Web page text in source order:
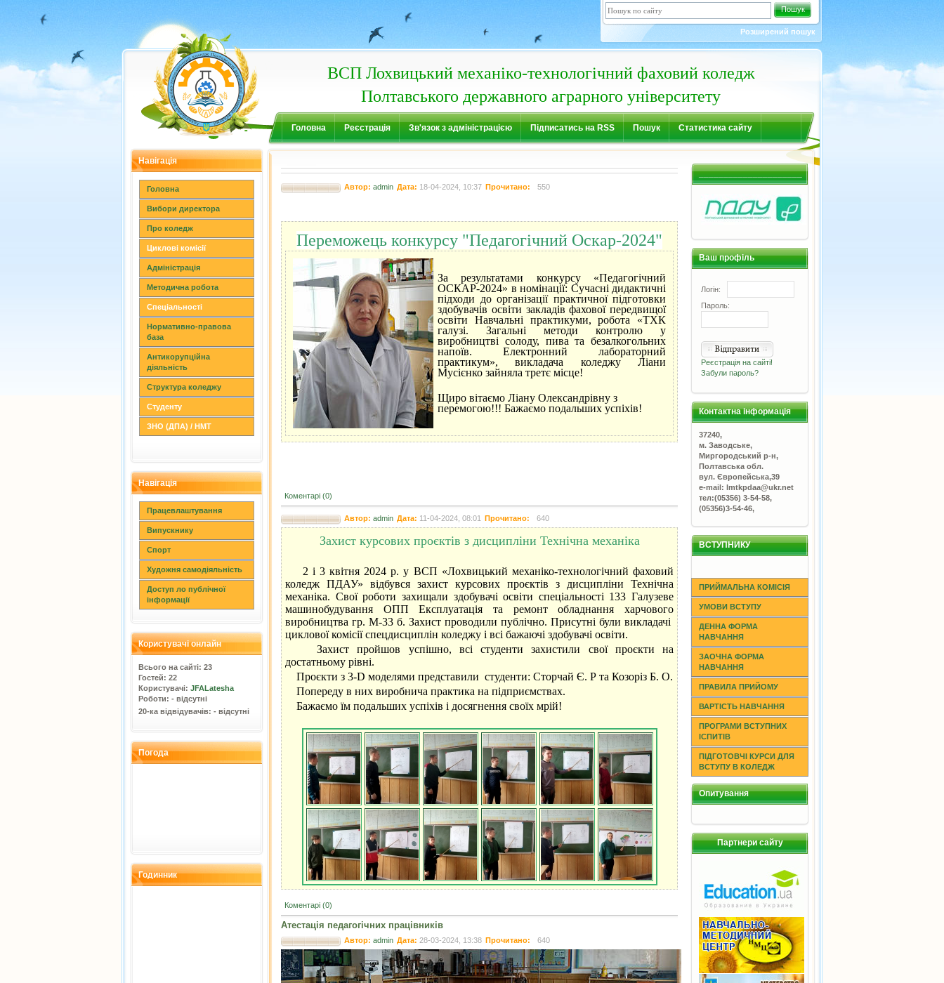
Пошук
Розширений пошук
ВСП Лохвицький механіко-технологічний фаховий коледж
Полтавського державного аграрного університету
Головна Реєстрація Зв'язок з адміністрацією Підписатись на RSS Пошук Статистика сайту
Навігація
Головна
Вибори директора
Про коледж
Циклові комісії
Адміністрація
Методична робота
Спеціальності
Нормативно-правова
база
Антикорупційна
діяльність
Структура коледжу
Студенту
ЗНО (ДПА) / НМТ
Навігація
Працевлаштування
Випускнику
Спорт
Художня самодіяльність
Доступ ло публічної
інформації
Користувачі онлайн
Всього на сайті: 23
Гостей: 22
Користувачі: JFALatesha
Роботи: - відсутні
20-ка відвідувачів: - відсутні
Погода
Годинник
Автор: admin Дата: 18-04-2024, 10:37 Прочитано: 550
Переможець конкурсу "Педагогічний Оскар-2024"
За результатами конкурсу «Педагогічний
ОСКАР-2024» в номінації: Сучасні дидактичні
підходи до організації практичної підготовки
здобувачів освіти закладів фахової передвищої
освіти Навчальні практикуми, робота «ТХК
галузі. Загальні методи контролю у
виробництві солоду, пива та безалкогольних
напоїв. Електронний лабораторний
практикум», викладача коледжу Ліани
Мусієнко зайняла третє місце!
Щиро вітаємо Ліану Олександрівну з
перемогою!!! Бажаємо подальших успіхів!
Коментарі (0)
Автор: admin Дата: 11-04-2024, 08:01 Прочитано: 640
Захист курсових проєктів з дисципліни Технічна механіка
2 і 3 квітня 2024 р. у ВСП «Лохвицький механіко-технологічний фаховий
коледж ПДАУ» відбувся захист курсових проєктів з дисципліни Технічна
механіка. Свої роботи захищали здобувачі освіти спеціальності 133 Галузеве
машинобудування ОПП Експлуатація та ремонт обладнання харчового
виробництва гр. М‑33 б. Захист проводили публічно. Присутні були викладачі
циклової комісії спецдисциплін коледжу і всі бажаючі здобувачі освіти.
Захист пройшов успішно, всі студенти захистили свої проєкти на
достатньому рівні.
Проєкти з 3-D моделями представили студенти: Сторчай Є. Р та Козоріз Б. О.
Попереду в них виробнича практика на підприємствах.
Бажаємо їм подальших успіхів і досягнення своїх мрій!
Коментарі (0)
Атестація педагогічних працівників
Автор: admin Дата: 28-03-2024, 13:38 Прочитано: 640
_____________________
Ваш профіль
Логін:
Пароль:
Реєстрація на сайті!
Забули пароль?
Контактна інформація
37240,
м. Заводське,
Миргородський р-н,
Полтавська обл.
вул. Європейська,39
e-mail: lmtkpdaa@ukr.net
тел:(05356) 3-54-58,
(05356)3-54-46,
ВСТУПНИКУ
ПРИЙМАЛЬНА КОМІСІЯ
УМОВИ ВСТУПУ
ДЕННА ФОРМА
НАВЧАННЯ
ЗАОЧНА ФОРМА
НАВЧАННЯ
ПРАВИЛА ПРИЙОМУ
ВАРТІСТЬ НАВЧАННЯ
ПРОГРАМИ ВСТУПНИХ
ІСПИТІВ
ПІДГОТОВЧІ КУРСИ ДЛЯ
ВСТУПУ В КОЛЕДЖ
Опитування
Партнери сайту